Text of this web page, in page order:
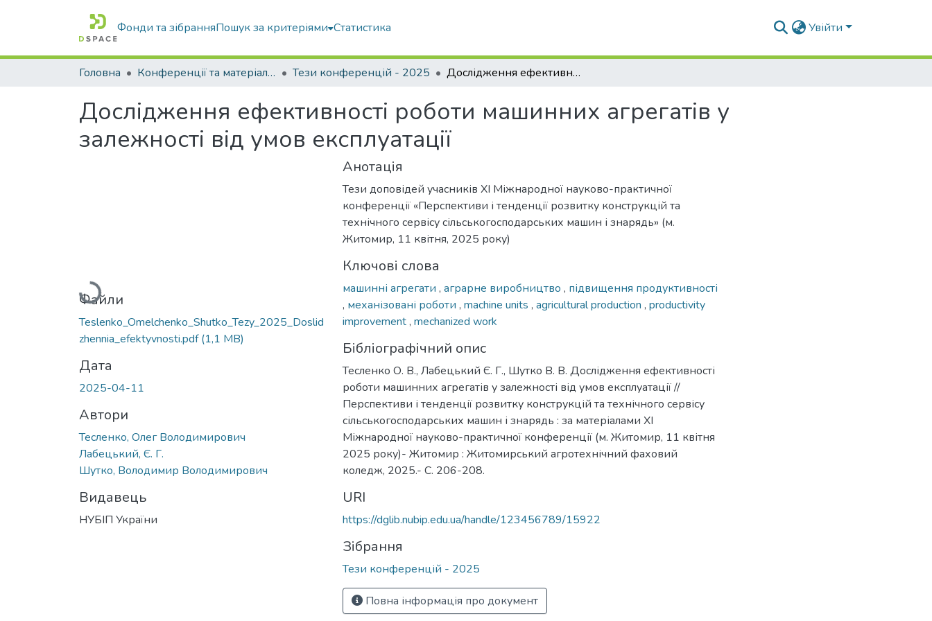
Фонди та зібранняПошук за критеріями Статистика Увійти
Головна Конференції та матеріали конференцій Тези конференцій - 2025 Дослідження ефективності роботи машинних агрегатів у залежності від умов експлуатації
Дослідження ефективності роботи машинних агрегатів у
залежності від умов експлуатації
Вантажиться...
Файли
Teslenko_Omelchenko_Shutko_Tezy_2025_Doslid
zhennia_efektyvnosti.pdf(1,1 MB)
Дата
2025-04-11
Автори
Тесленко, Олег Володимирович
Лабецький, Є. Г.
Шутко, Володимир Володимирович
Видавець
НУБІП України
Анотація
Тези доповідей учасників XI Міжнародної науково-практичної
конференції «Перспективи і тенденції розвитку конструкцій та
технічного сервісу сільськогосподарських машин і знарядь» (м.
Житомир, 11 квітня, 2025 року)
Ключові слова
машинні агрегати , аграрне виробництво , підвищення продуктивності
, механізовані роботи , machine units , agricultural production , productivity
improvement, mechanized work
Бібліографічний опис
Тесленко О. В., Лабецький Є. Г., Шутко В. В. Дослідження ефективності
роботи машинних агрегатів у залежності від умов експлуатації //
Перспективи і тенденції розвитку конструкцій та технічного сервісу
сільськогосподарських машин і знарядь : за матеріалами XI
Міжнародної науково-практичної конференції (м. Житомир, 11 квітня
2025 року)- Житомир : Житомирський агротехнічний фаховий
коледж, 2025.- С. 206-208.
URI
https://dglib.nubip.edu.ua/handle/123456789/15922
Зібрання
Тези конференцій - 2025
Повна інформація про документ